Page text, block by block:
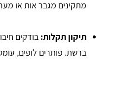
מתקינים מגבר אות או
תיקון תקלות: בודקים
ברשת. פותרים לופים,